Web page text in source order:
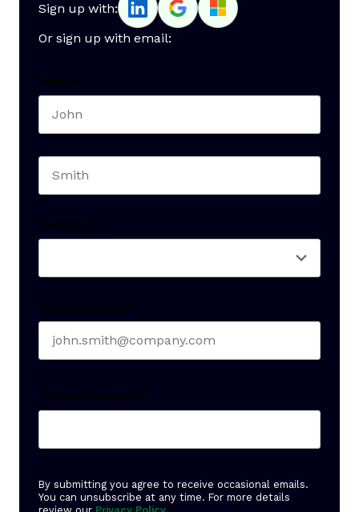
Sign up with:
Or sign up with email:
Name *
Seniority *
Business email *
Create Password *
By submitting you agree to receive occasional emails.
You can unsubscribe at any time. For more details